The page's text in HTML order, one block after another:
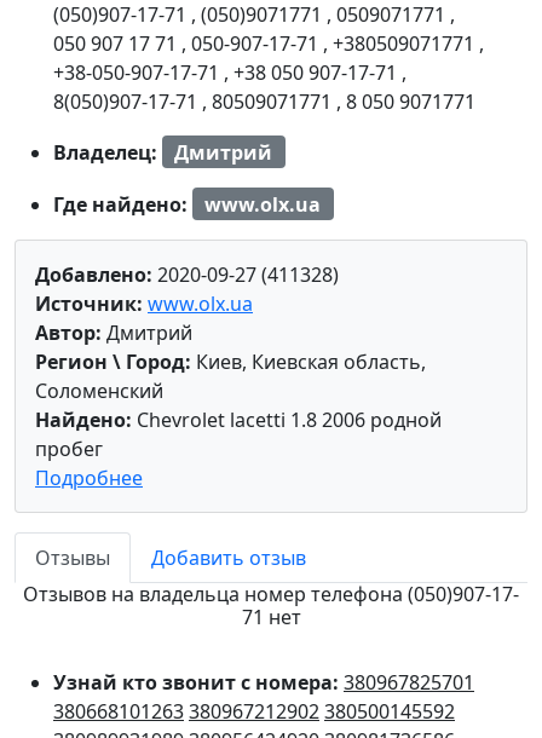
(050)907-17-71 , (050)9071771 , 0509071771 ,
050 907 17 71 , 050-907-17-71 , +380509071771 ,
+38-050-907-17-71 , +38 050 907-17-71 ,
8(050)907-17-71 , 80509071771 , 8 050 9071771
Владелец:
Дмитрий
Где найдено:
www.olx.ua
Добавлено: 2020-09-27 (411328)
Источник: www.olx.ua
Автор: Дмитрий
Регион \ Город: Киев, Киевская область,
Соломенский
Найдено: Chevrolet lacetti 1.8 2006 родной
пробег
Подробнее
Отзывы
Добавить отзыв
Отзывов на владельца номер телефона (050)907-17-
71 нет
Узнай кто звонит с номера: 380967825701
380668101263380967212902380500145592